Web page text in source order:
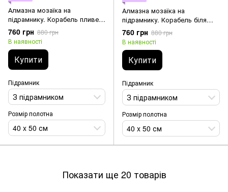
Алмазна мозаїка на
підрамнику. Корабель пливе
назустріч сонцю
760 грн 880 грн
В наявності
Купити
Підрамник
З підрамником
Розмір полотна
40 x 50 см
Алмазна мозаїка на
підрамнику. Корабель біля
берегів Іспанії
760 грн 880 грн
В наявності
Купити
Підрамник
З підрамником
Розмір полотна
40 x 50 см
Показати ще 20 товарів